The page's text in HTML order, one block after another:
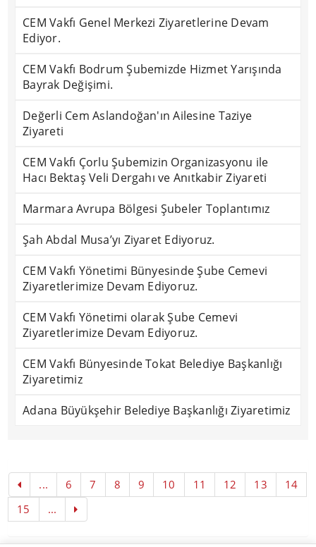
CEM Vakfı Genel Merkezi Ziyaretlerine Devam
Ediyor.
CEM Vakfı Bodrum Şubemizde Hizmet Yarışında
Bayrak Değişimi.
Değerli Cem Aslandoğan'ın Ailesine Taziye
Ziyareti
CEM Vakfı Çorlu Şubemizin Organizasyonu ile
Hacı Bektaş Veli Dergahı ve Anıtkabir Ziyareti
Marmara Avrupa Bölgesi Şubeler Toplantımız
Şah Abdal Musa’yı Ziyaret Ediyoruz.
CEM Vakfı Yönetimi Bünyesinde Şube Cemevi
Ziyaretlerimize Devam Ediyoruz.
CEM Vakfı Yönetimi olarak Şube Cemevi
Ziyaretlerimize Devam Ediyoruz.
CEM Vakfı Bünyesinde Tokat Belediye Başkanlığı
Ziyaretimiz
Adana Büyükşehir Belediye Başkanlığı Ziyaretimiz
... 6 7 8 9 10 11 12 13
14
15
...